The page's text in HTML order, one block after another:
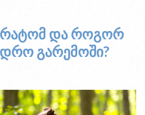
რატომ და როგორ
გარემოში?